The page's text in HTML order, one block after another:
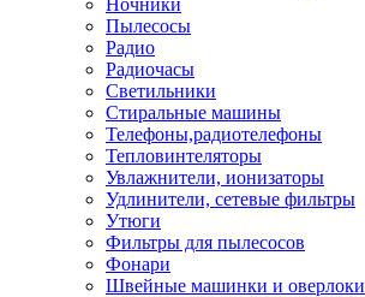
Ночники
Пылесосы
Радио
Радиочасы
Светильники
Стиральные машины
Телефоны,радиотелефоны
Тепловинтеляторы
Увлажнители, ионизаторы
Удлинители, сетевые фильтры
Утюги
Фильтры для пылесосов
Фонари
Швейные машинки и оверлоки